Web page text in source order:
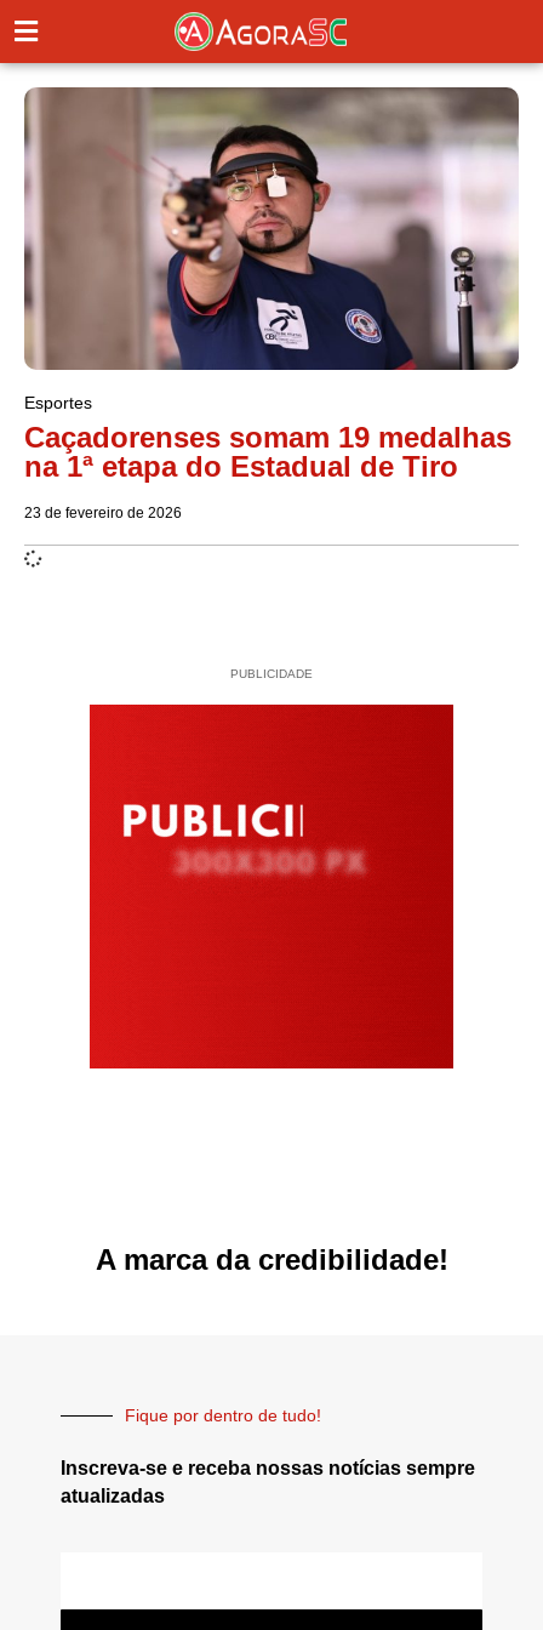
Esportes
Caçadorenses somam 19 medalhas
na 1ª etapa do Estadual de Tiro
23 de fevereiro de 2026
PUBLICIDADE
A marca da credibilidade!
Fique por dentro de tudo!
Inscreva-se e receba nossas notícias sempre
atualizadas